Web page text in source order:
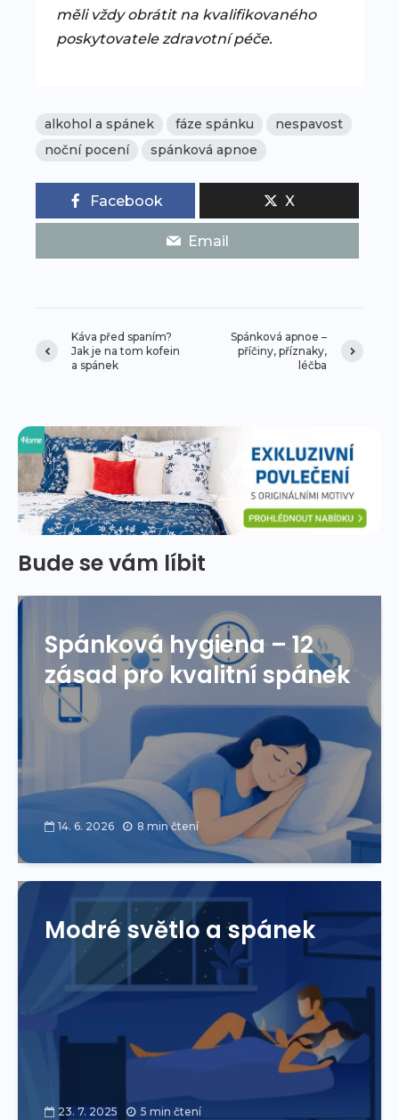
měli vždy obrátit na kvalifikovaného
poskytovatele zdravotní péče.
alkohol a spánek fáze spánku
nespavost
noční pocení
spánková apnoe
Facebook X
Email
Káva před spaním?
Jak je na tom kofein
a spánek
Spánková apnoe –
příčiny, příznaky,
léčba
Bude se vám líbit
Spánková hygiena – 12
zásad pro kvalitní spánek
14. 6. 2026 8 min čtení
Modré světlo a spánek
23. 7. 2025 5 min čtení